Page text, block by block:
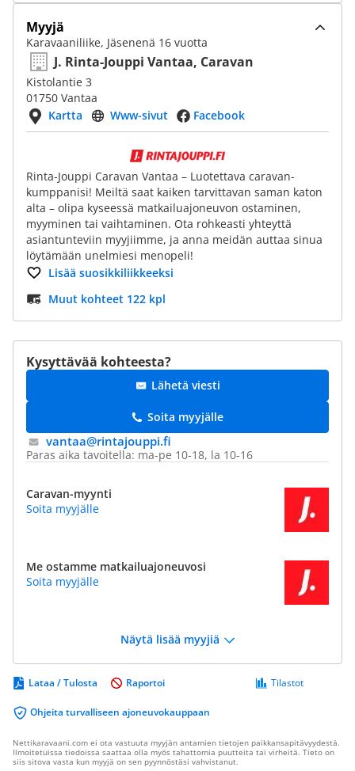
Myyjä
Karavaaniliike, Jäsenenä 16 vuotta
J. Rinta-Jouppi Vantaa, Caravan
Kistolantie 3
01750 Vantaa
Kartta
Www-sivut Facebook
Rinta-Jouppi Caravan Vantaa – Luotettava caravan-
kumppanisi! Meiltä saat kaiken tarvittavan saman katon
alta – olipa kyseessä matkailuajoneuvon ostaminen,
myyminen tai vaihtaminen. Ota rohkeasti yhteyttä
asiantunteviin myyjiimme, ja anna meidän auttaa sinua
löytämään unelmiesi menopeli!
Lisää suosikkiliikkeeksi
Muut kohteet 122 kpl
Kysyttävää kohteesta?
Lähetä viesti
Soita myyjälle
vantaa@​rintajouppi.fi
Paras aika tavoitella: ma-pe 10-18, la 10-16
Caravan-myynti
Soita myyjälle
Me ostamme matkailuajoneuvosi
Soita myyjälle
Näytä lisää myyjiä
Lataa / Tulosta
Ohjeita turvalliseen ajoneuvokauppaan
Tilastot
Raportoi
Nettikaravaani.com ei ota vastuuta myyjän antamien tietojen paikkansapitävyydestä.
Ilmoitetuissa tiedoissa saattaa olla myös tahattomia puutteita tai virheitä. Tieto on
siis sitova vasta kun myyjä on sen pyynnöstäsi vahvistanut.